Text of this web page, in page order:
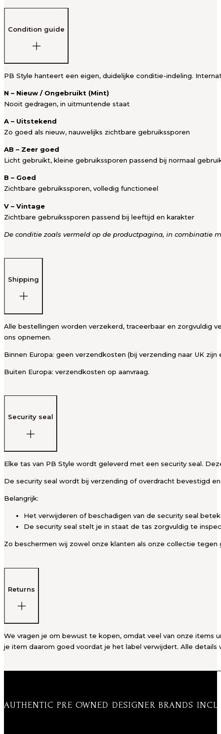
Condition guide
PB Style hanteert een eigen, duidelijke conditie-indeling.
N – Nieuw / Ongebruikt (Mint)
Nooit gedragen, in uitmuntende staat
A – Uitstekend
Zo goed als nieuw, nauwelijks zichtbare gebruikssporen
AB – Zeer goed
Licht gebruikt, kleine gebruikssporen passend bij normaal
B – Goed
Zichtbare gebruikssporen, volledig functioneel
V – Vintage
Zichtbare gebruikssporen passend bij leeftijd en karakter
De conditie zoals vermeld op de productpagina, in combinatie
Shipping
Alle bestellingen worden verzekerd, traceerbaar en zorgvuldig
ons opnemen.
Binnen Europa: geen verzendkosten (bij verzending naar UK
Buiten Europa: verzendkosten op aanvraag.
Security seal
Elke tas van PB Style wordt geleverd met een security seal.
De security seal wordt bij verzending of overdracht bevestigd
Belangrijk:
Het verwijderen of beschadigen van de security seal
De security seal stelt je in staat de tas zorgvuldig te
Zo beschermen wij zowel onze klanten als onze collectie tegen
Returns
We vragen je om bewust te kopen, omdat veel van onze items
je item daarom goed voordat je het label verwijdert. Alle details
AUTHENTIC PRE OWNED DESIGNER BRANDS